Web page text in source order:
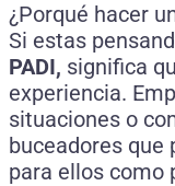
¿Porqué hacer
Si estas
PADI, significa
experiencia.
situaciones o
buceadores que
para ellos como